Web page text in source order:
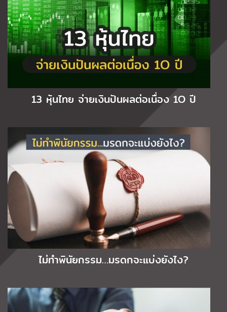
13 หุ้นไทย จ่ายเงินปันผลต่อเนื่อง 1O ปี
ไม่ทำพินัยกรรม…มรดกจะแบ่งยังไง?